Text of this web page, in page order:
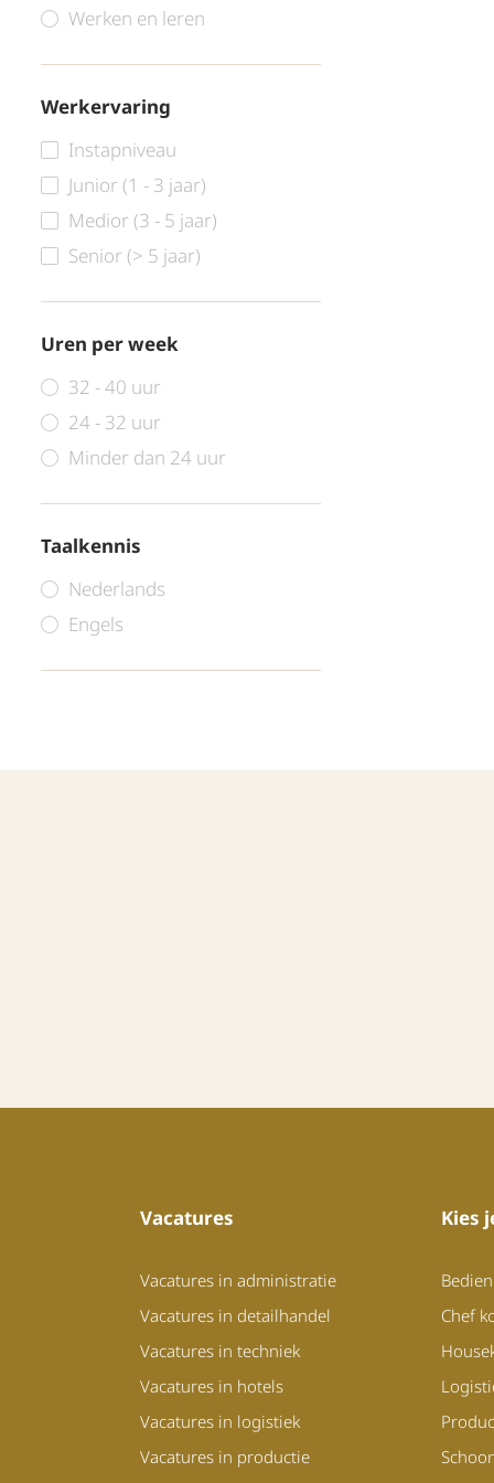
Werken en leren
Werkervaring
Instapniveau
Junior (1 - 3 jaar)
Medior (3 - 5 jaar)
Senior (> 5 jaar)
Uren per week
32 - 40 uur
24 - 32 uur
Minder dan 24 uur
Taalkennis
Nederlands
Engels
Vacatures
Vacatures in administratie
Vacatures in detailhandel
Vacatures in techniek
Vacatures in hotels
Vacatures in logistiek
Vacatures in productie
Kies
Chef